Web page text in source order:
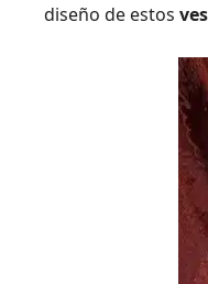
diseño de estos